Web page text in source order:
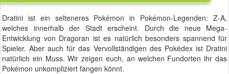
Dratini ist ein selteneres Pokémon in Pokémon-Legenden: Z-A,
welches innerhalb der Stadt erscheint. Durch die neue Mega-
Entwicklung von Dragoran ist es natürlich besonders spannend für
Spieler. Aber auch für das Vervollständigen des Pokédex ist Dratini
natürlich ein Muss. Wir zeigen euch, an welchen Fundorten ihr das
Pokémon unkompliziert fangen könnt.